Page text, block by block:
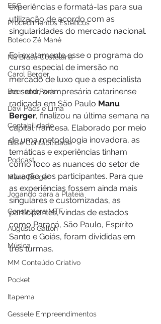
ESG
Procedimentos Estéticos
Boteco Zé Mané
Na Brasa Costelaria
Carol Berger
Beer and Pork
Davi Paes e Lima
Contabilidade
Base Contabilidade
Podcast
Manu Berger
Jogando para a Plateia
Construtora MTF
Augusto Gallon
Música
MM Conteúdo Criativo
Pocket
Itapema
Gessele Empreendimentos
experiências e formatá-las para sua
utilização de acordo com as
singularidades do mercado nacional.
Foi exatamente esse o programa do
curso especial de imersão no
mercado de luxo que a especialista
no setor, a empresária catarinense
radicada em São Paulo Manu
Berger, finalizou na última semana na
capital francesa. Elaborado por meio
de uma metodologia inovadora, as
temáticas e experiências tinham
como foco as nuances do setor de
atuação dos participantes. Para que
as experiências fossem ainda mais
singulares e customizadas, as
participantes, vindas de estados
como Paraná, São Paulo, Espírito
Santo e Goiás, foram divididas em
três turmas.